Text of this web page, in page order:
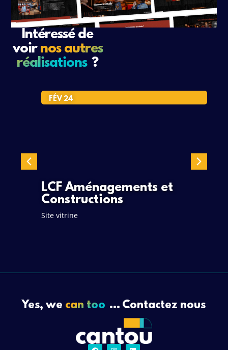
Intéressé de
voir nos autres
réalisations ?
FÉV 24
LCF Aménagements et
Constructions
Site vitrine
Yes, we can too ... Contactez nous